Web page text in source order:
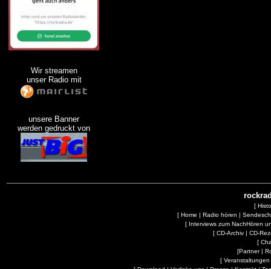
Wir streamen
unser Radio mit
unsere Banner
werden gedruckt von
[
[ Home | Radio hören |
[ Interviews zum NachHören
[ CD-Archiv| CD-
[
[Partner|
[ Veranstaltungen